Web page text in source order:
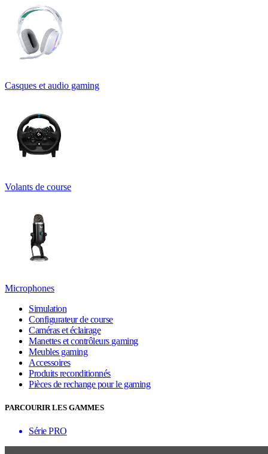
Casques et audio gaming
Volants de course
Microphones
Simulation
Configurateur de course
Caméras et éclairage
Manettes et contrôleurs gaming
Meubles gaming
Accessoires
Produits reconditionnés
Pièces de rechange pour le gaming
PARCOURIR LES GAMMES
Série PRO